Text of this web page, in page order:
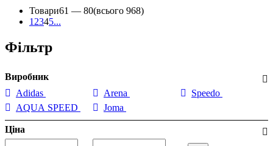
Товари61 — 80(всього 968)
1 2345...
Фільтр
Виробник
Adidas
AQUA SPEED
Arena
Joma
Speedo
Ціна